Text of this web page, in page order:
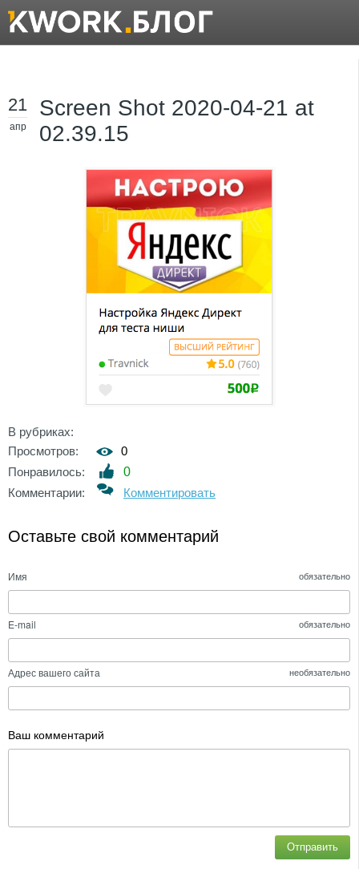
21
апр
Screen Shot 2020-04-21 at
02.39.15
В рубриках:
Просмотров:
0
Понравилось:
0
Комментарии:
Комментировать
Оставьте свой комментарий
Имя обязательно
E-mail обязательно
Адрес вашего сайта необязательно
Ваш комментарий
Отправить